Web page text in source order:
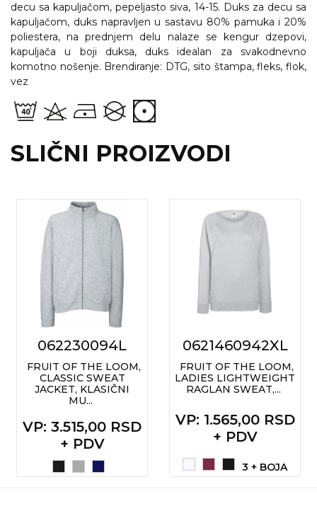
KUĆNI SETOVI
OLOVKE
PRIVESCI & ALATI
TORBE & PUTOVANJE
RADNA OPREMA
decu sa kapuljačom, pepeljasto siva, 14-15. Duks za decu sa
kapuljačom, duks napravljen u sastavu 80% pamuka i 20%
poliestera, na prednjem delu nalaze se kengur dzepovi,
kapuljača u boji duksa, duks idealan za svakodnevno
komotno nošenje. Brendiranje: DTG, sito štampa, fleks, flok,
vez
SLIČNI PROIZVODI
062230094L
FRUIT OF THE LOOM,
CLASSIC SWEAT
JACKET, KLASIČNI
MU...
VP: 3.515,00 RSD
+ PDV
0621460942XL
FRUIT OF THE LOOM,
LADIES LIGHTWEIGHT
RAGLAN SWEAT,...
VP: 1.565,00 RSD
+ PDV
3 + BOJA